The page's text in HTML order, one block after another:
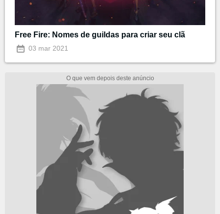
Free Fire: Nomes de guildas para criar seu clã
03 mar 2021